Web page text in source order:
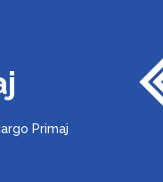
Primaj